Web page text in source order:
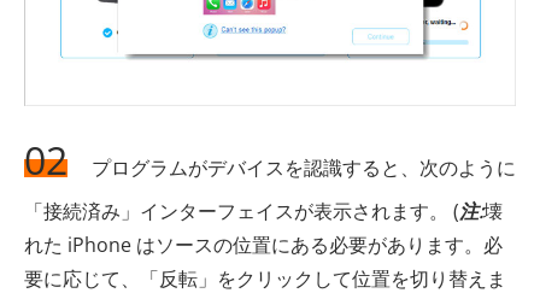
02
プログラムがデバイスを認識すると、次のように
「接続済み」インターフェイスが表示されます。 (注:壊
れた iPhone はソースの位置にある必要があります。必
要に応じて、「反転」をクリックして位置を切り替えま